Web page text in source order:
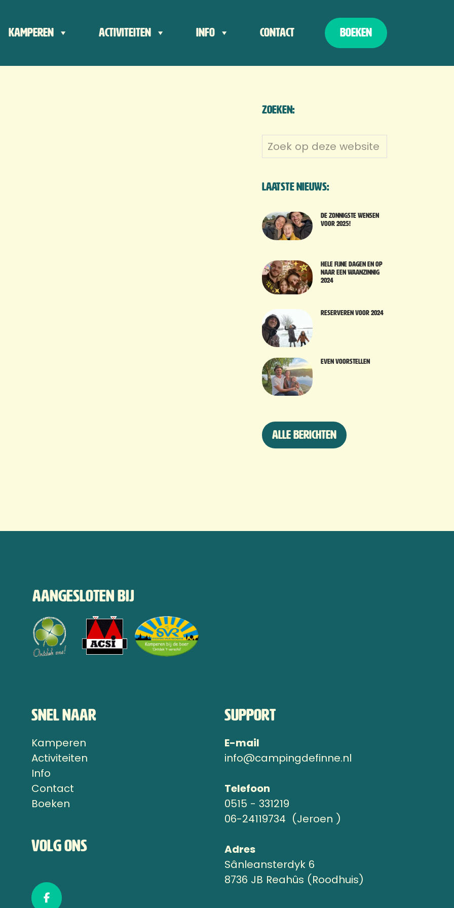
Kamperen Activiteiten Info Contact Boeken
Zoeken:
Zoek
op
website
Laatste nieuws:
De zonnigste wensen
voor 2025!
Hele fijne dagen en op
naar een waanzinnig
2024
Reserveren voor 2024
Even voorstellen
Alle berichten
Aangesloten bij
Snel naar
Kamperen
Activiteiten
Info
Contact
Boeken
Volg ons
Support
E-mail
info@campingdefinne.nl
Telefoon
0515 - 331219
06-24119734 (Jeroen )
Adres
Sânleansterdyk 6
8736 JB Reahûs (Roodhuis)